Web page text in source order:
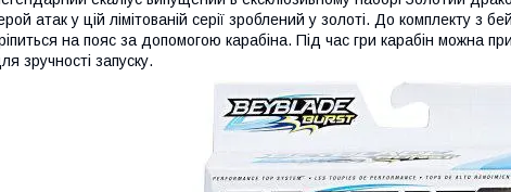
атак у цій лімітованій серії зроблений у золоті. До комплекту з
на пояс за допомогою карабіна. Під час гри карабін можна
зручності запуску.